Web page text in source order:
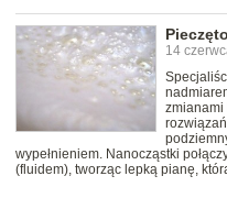
14
zmianami
wypełnieniem. Nanocząstki
(fluidem), tworząc lepką pianę,